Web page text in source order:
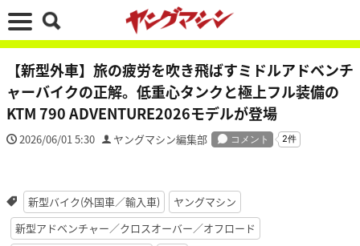
【新型外車】旅の疲労を吹き飛ばすミドルアドベンチ
ャーバイクの正解。低重心タンクと極上フル装備の
KTM 790 ADVENTURE2026モデルが登場
2026/06/01 5:30 ヤングマシン編集部
新型バイク(外国車／輸入車)
ヤングマシン
新型アドベンチャー／クロスオーバー／オフロード